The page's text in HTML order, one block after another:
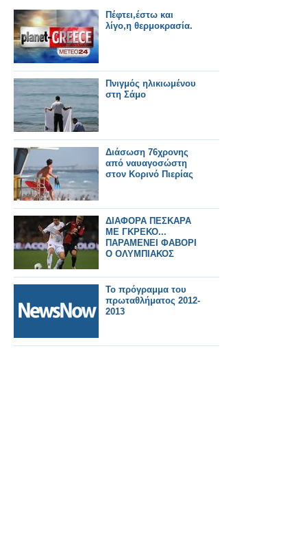
Πέφτει,έστω και
λίγο,η θερμοκρασία.
Πνιγμός ηλικιωμένου
στη Σάμο
Διάσωση 76χρονης
από ναυαγοσώστη
στον Κορινό Πιερίας
ΔΙΑΦΟΡΑ ΠΕΣΚΑΡΑ
ΜΕ ΓΚΡΕΚΟ...
ΠΑΡΑΜΕΝΕΙ ΦΑΒΟΡΙ
Ο ΟΛΥΜΠΙΑΚΟΣ
Το πρόγραμμα του
πρωταθλήματος 2012-
2013